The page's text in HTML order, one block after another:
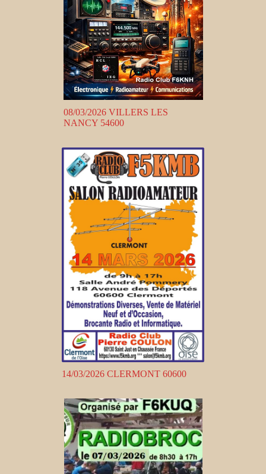
08/03/2026 VILLERS LES
NANCY 54600
14/03/2026 CLERMONT 60600